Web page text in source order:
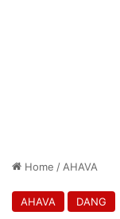
Home / AHAVA
AHAVA DANG